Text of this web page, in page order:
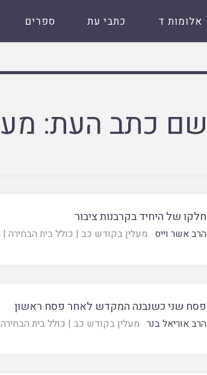
אלומות ד כתבי עת ספרים
שם כתב העת:
חלקו של היחיד בקרבנות ציבור
הרב אשר וייס מעלין בקודש כב | כולל בית הבחירה |
פסח שני כשנבנה המקדש לאחר פסח ראשון
הרב אוריאל בנר מעלין בקודש כב | כולל בית הבחירה